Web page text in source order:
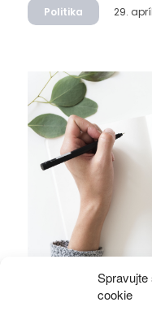
cookie
Politika 29.
Politickí